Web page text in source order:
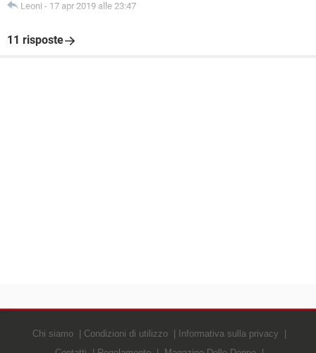
Leoni - 17 apr 2019 alle 23:47
11 risposte
Chi siamo Condizioni di utilizzo
Informativa sulla privacy